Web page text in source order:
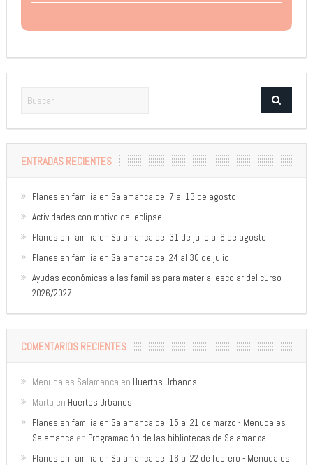
ENTRADAS RECIENTES
Planes en familia en Salamanca del 7 al 13 de agosto
Actividades con motivo del eclipse
Planes en familia en Salamanca del 31 de julio al 6 de agosto
Planes en familia en Salamanca del 24 al 30 de julio
Ayudas económicas a las familias para material escolar del curso
2026/2027
COMENTARIOS RECIENTES
Menuda es Salamanca en Huertos Urbanos
Marta en Huertos Urbanos
Planes en familia en Salamanca del 15 al 21 de marzo - Menuda es
Salamanca en Programación de las bibliotecas de Salamanca
Planes en familia en Salamanca del 16 al 22 de febrero - Menuda es